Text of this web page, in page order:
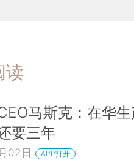
读
马斯克：在华生
要三年
02日 APP打开